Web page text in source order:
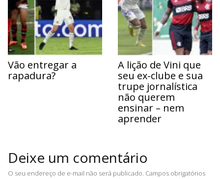
Vão entregar a
rapadura?
A lição de Vini que
seu ex-clube e sua
trupe jornalística
não querem
ensinar – nem
aprender
Deixe um comentário
O seu endereço de e-mail não será publicado. Campos obrigatórios